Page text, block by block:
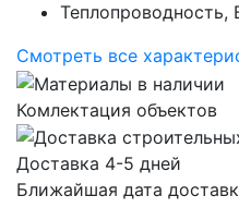
Теплопроводность,
Смотреть все
Комлектация объектов
Доставка 4-5 дней
Ближайшая дата